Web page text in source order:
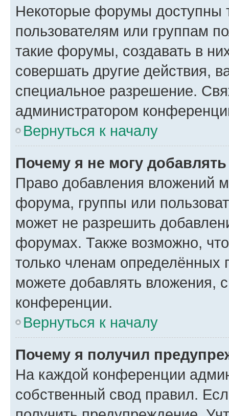
Некоторые форумы доступны
пользователям или группам
такие форумы, создавать в
совершать другие действия,
специальное разрешение.
администратором
Вернуться к началу
Почему я не могу
Право добавления вложений
форума, группы или
может не разрешить
форумах. Также возможно,
только членам определённых
можете добавлять вложения,
конференции.
Вернуться к началу
Почему я получил
На каждой конференции
собственный свод правил.